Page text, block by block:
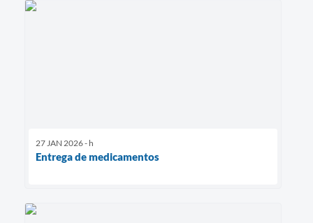
27 JAN 2026 - h
Entrega de medicamentos